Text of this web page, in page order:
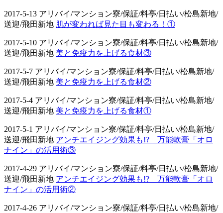
2017-5-13 アリバイ/マンション寮/保証/料亭/日払い/松島新地/
送迎/飛田新地 肌が変われば見た目も変わる！①
2017-5-10 アリバイ/マンション寮/保証/料亭/日払い/松島新地/
送迎/飛田新地 美と免疫力を上げる食材③
2017-5-7 アリバイ/マンション寮/保証/料亭/日払い/松島新地/
送迎/飛田新地 美と免疫力を上げる食材②
2017-5-4 アリバイ/マンション寮/保証/料亭/日払い/松島新地/
送迎/飛田新地 美と免疫力を上げる食材①
2017-5-1 アリバイ/マンション寮/保証/料亭/日払い/松島新地/
送迎/飛田新地 アンチエイジング効果も!? 万能軟膏「オロ
ナイン」の活用術③
2017-4-29 アリバイ/マンション寮/保証/料亭/日払い/松島新地/
送迎/飛田新地 アンチエイジング効果も!? 万能軟膏「オロ
ナイン」の活用術②
2017-4-26 アリバイ/マンション寮/保証/料亭/日払い/松島新地/